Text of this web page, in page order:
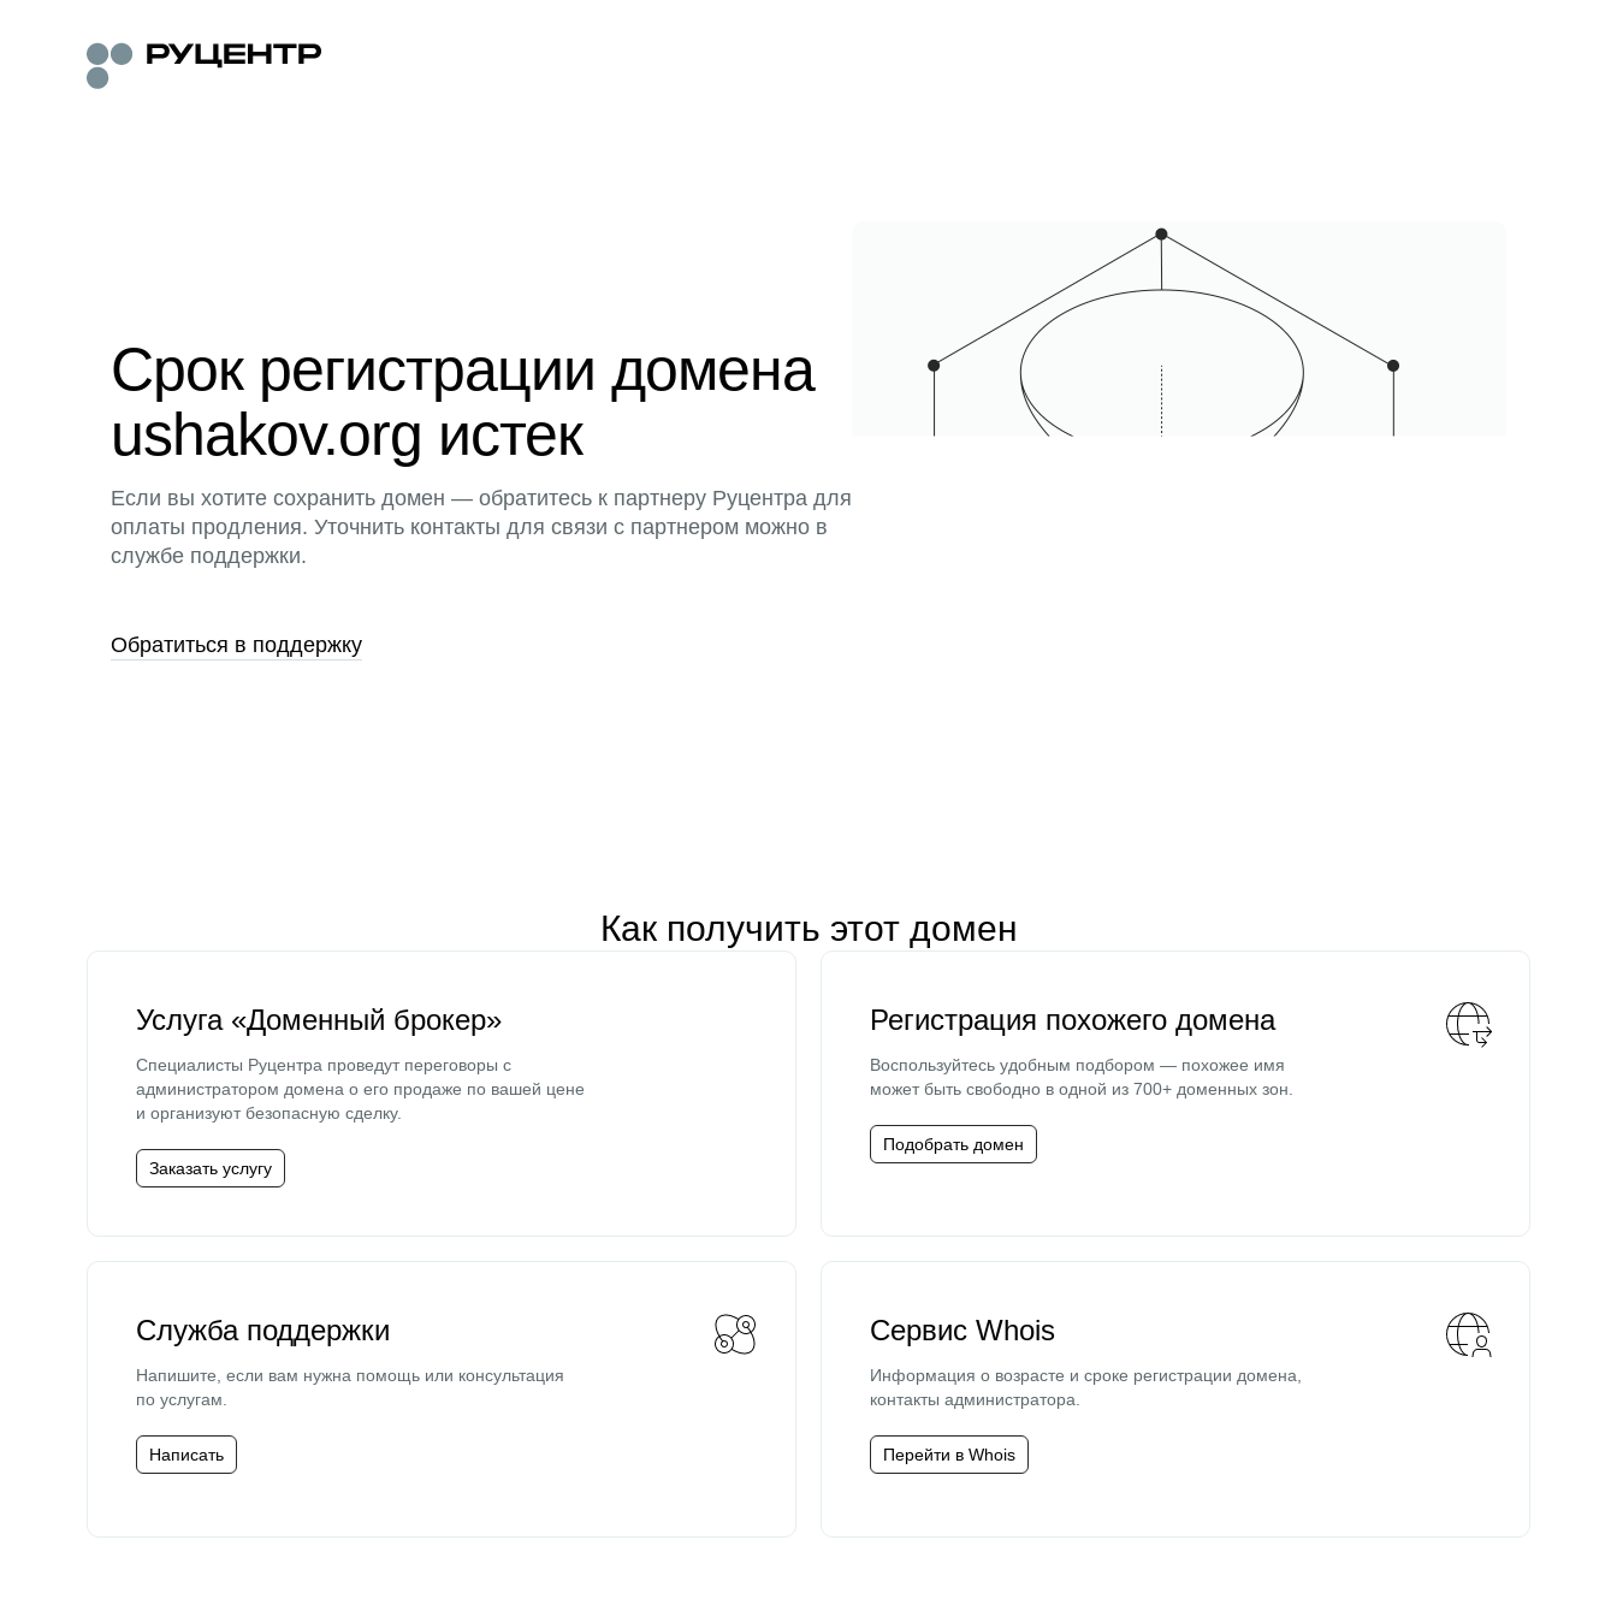
Срок регистрации домена
ushakov.org истек
Если вы хотите сохранить домен — обратитесь к партнеру Руцентра для
оплаты продления. Уточнить контакты для связи с партнером можно в
службе поддержки.
Обратиться в поддержку
Как получить этот домен
Услуга «Доменный брокер»
Специалисты Руцентра проведут переговоры с
администратором домена о его продаже по вашей цене
и организуют безопасную сделку.
Заказать услугу
Регистрация похожего домена
Воспользуйтесь удобным подбором — похожее имя
может быть свободно в одной из 700+ доменных зон.
Подобрать домен
Служба поддержки
Напишите, если вам нужна помощь или консультация
по услугам.
Написать
Сервис Whois
Информация о возрасте и сроке регистрации домена,
контакты администратора.
Перейти в Whois